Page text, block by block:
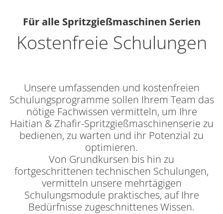
Für alle Spritzgießmaschinen Serien
Kostenfreie Schulungen
Unsere umfassenden und kostenfreien
Schulungsprogramme sollen Ihrem Team das
nötige Fachwissen vermitteln, um Ihre
Haitian & Zhafir-Spritzgießmaschinenserie zu
bedienen, zu warten und ihr Potenzial zu
optimieren.
Von Grundkursen bis hin zu
fortgeschrittenen technischen Schulungen,
vermitteln unsere mehrtägigen
Schulungsmodule praktisches, auf Ihre
Bedürfnisse zugeschnittenes Wissen.